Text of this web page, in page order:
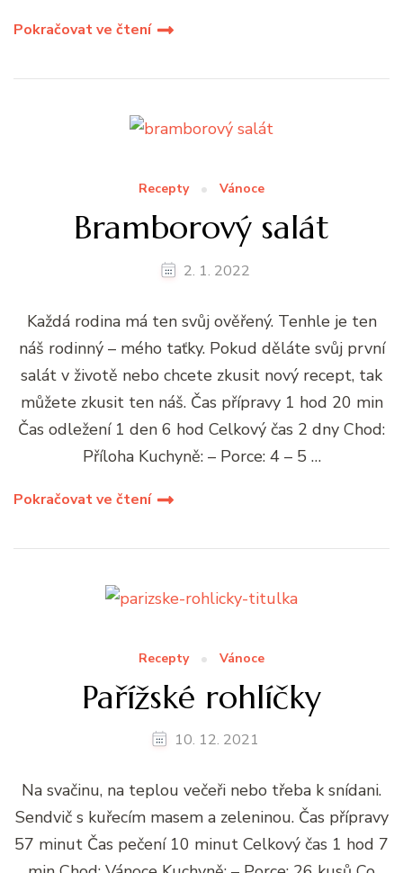
Pokračovat ve čtení
Recepty Vánoce
Bramborový salát
2. 1. 2022
Každá rodina má ten svůj ověřený. Tenhle je ten
náš rodinný – mého taťky. Pokud děláte svůj první
salát v životě nebo chcete zkusit nový recept, tak
můžete zkusit ten náš. Čas přípravy 1 hod 20 min
Čas odležení 1 den 6 hod Celkový čas 2 dny Chod:
Příloha Kuchyně: – Porce: 4 – 5 …
Pokračovat ve čtení
Recepty Vánoce
Pařížské rohlíčky
10. 12. 2021
Na svačinu, na teplou večeři nebo třeba k snídani.
Sendvič s kuřecím masem a zeleninou. Čas přípravy
57 minut Čas pečení 10 minut Celkový čas 1 hod 7